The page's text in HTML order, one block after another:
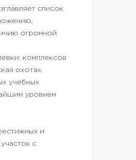
список
огромной
комплексов
охота»,
учебных
уровнем
и
с